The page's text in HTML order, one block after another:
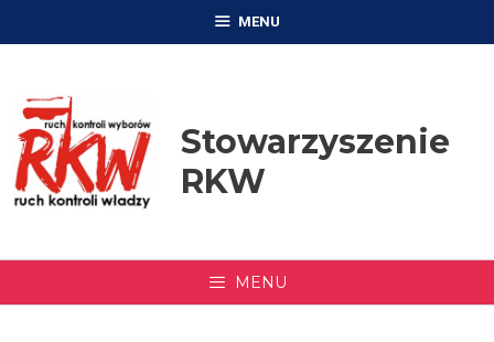
MENU
Stowarzyszenie
RKW
MENU